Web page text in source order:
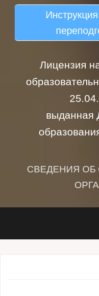
Лицензия
выданная
СВЕДЕНИЯ ОБ